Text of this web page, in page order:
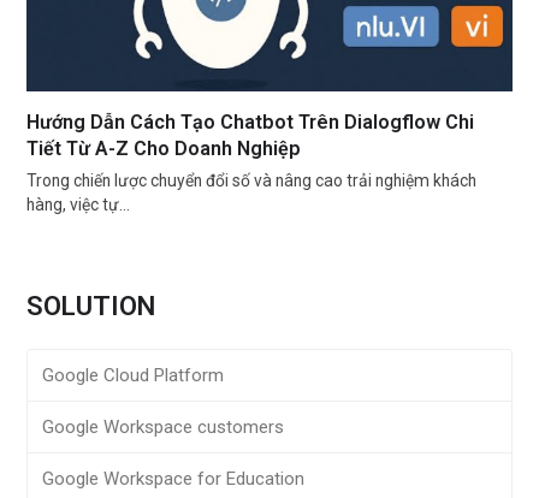
Hướng Dẫn Cách Tạo Chatbot Trên Dialogflow Chi
Tiết Từ A-Z Cho Doanh Nghiệp
Trong chiến lược chuyển đổi số và nâng cao trải nghiệm khách
hàng, việc tự…
SOLUTION
Google Cloud Platform
Google Workspace customers
Google Workspace for Education